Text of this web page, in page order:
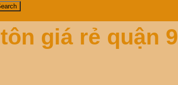
giá rẻ quận 9